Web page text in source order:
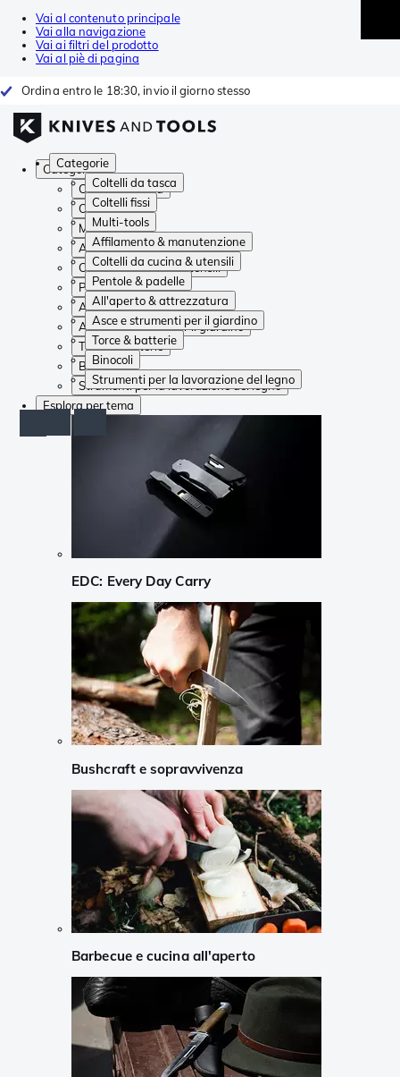
Vai al contenuto principale
Vai alla navigazione
Vai ai filtri del prodotto
Vai al piè di pagina
Ordina entro le 18:30, invio il giorno stesso
Categorie
Coltelli da tasca
Coltelli fissi
Multi-tools
Affilamento & manutenzione
Coltelli da cucina & utensili
Pentole & padelle
All'aperto & attrezzatura
Asce e strumenti per il giardino
Torce & batterie
Binocoli
Strumenti per la lavorazione del legno
Categorie
Coltelli da tasca
Coltelli fissi
Multi-tools
Affilamento & manutenzione
Coltelli da cucina & utensili
Pentole & padelle
All'aperto & attrezzatura
Asce e strumenti per il giardino
Torce & batterie
Binocoli
Strumenti per la lavorazione del legno
Esplora per tema
EDC: Every Day Carry
Bushcraft e sopravvivenza
Barbecue e cucina all'aperto